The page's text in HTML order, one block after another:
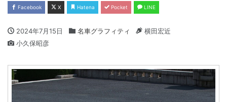
Facebook X Hatena Pocket LINE
2024年7月15日 名車グラフィティ
横田宏近
小久保昭彦